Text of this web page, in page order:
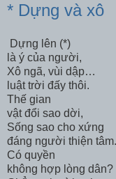
* Dựng và xô
Dựng lên (*)
là ý của người,
Xô ngã, vùi dập…
luật trời đấy thôi.
Thế gian
vật đổi sao dời,
Sống sao cho xứng
đáng người thiện tâm.
Có quyền
không hợp lòng dân?